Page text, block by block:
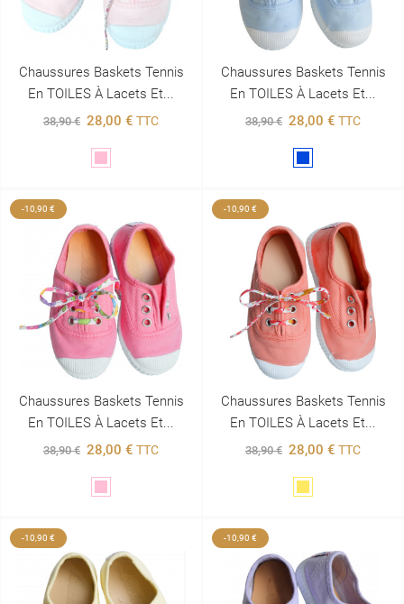
Chaussures Baskets Tennis
En TOILES À Lacets Et...
38,90 € 28,00 € TTC
Chaussures Baskets Tennis
En TOILES À Lacets Et...
38,90 € 28,00 € TTC
-10,90 €
Chaussures Baskets Tennis
En TOILES À Lacets Et...
38,90 € 28,00 € TTC
-10,90 €
Chaussures Baskets Tennis
En TOILES À Lacets Et...
38,90 € 28,00 € TTC
-10,90 € -10,90 €